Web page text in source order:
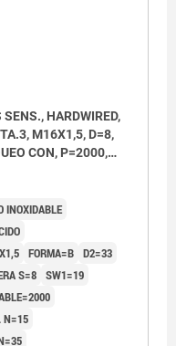
HARDWIRED,
M16X1,5, D=8,
CON, P=2000,
INOXIDABLE
FORMA=B D2=33
S=8 SW1=19
N=15